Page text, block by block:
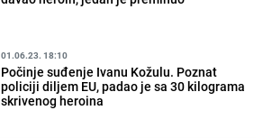
01.06.23. 18:10
Počinje suđenje Ivanu Kožulu. Poznat
policiji diljem EU, padao je sa 30 kilograma
skrivenog heroina